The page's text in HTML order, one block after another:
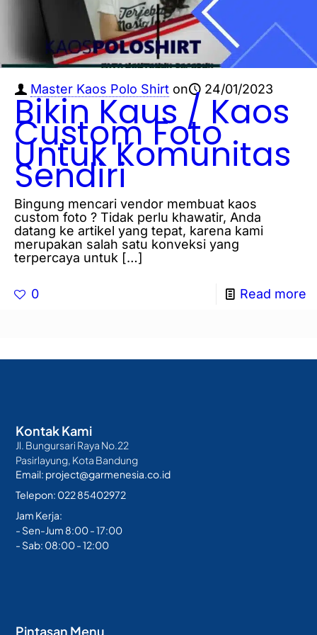
Master Kaos Polo Shirt on 24/01/2023
Bikin Kaus / Kaos
Custom Foto
Untuk Komunitas
Sendiri
Bingung mencari vendor membuat kaos
custom foto ? Tidak perlu khawatir, Anda
datang ke artikel yang tepat, karena kami
merupakan salah satu konveksi yang
terpercaya untuk […]
0 Read more
Pintasan Menu
Kontak Kami
Jl. Bungursari Raya No.22
Pasirlayung, Kota Bandung
Email: project@garmenesia.co.id
Telepon: 022 85402972
Jam Kerja:
- Sen-Jum 8:00 - 17:00
- Sab: 08:00 - 12:00